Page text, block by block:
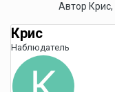
Автор Крис,
Крис
Наблюдатель